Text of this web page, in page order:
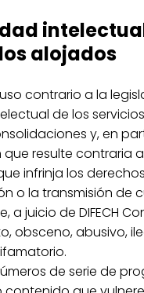
alojados
contrario a la
de los
y, en
que resulte contraria
infrinja los
o la transmisión de
a juicio de DIFECH
obsceno, abusivo,
de serie de